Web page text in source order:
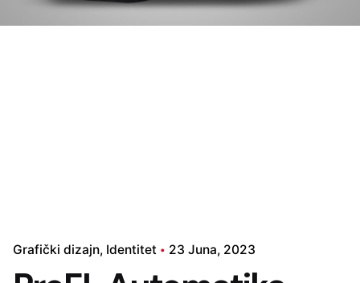
Grafički dizajn Identitet 23 Juna, 2023